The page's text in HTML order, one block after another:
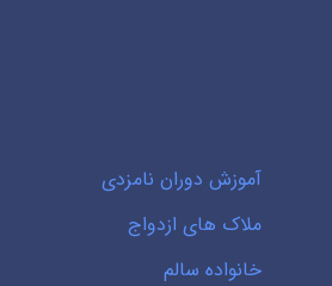
آموزش دوران نامزدی
ملاک های ازدواج
خانواده سالم